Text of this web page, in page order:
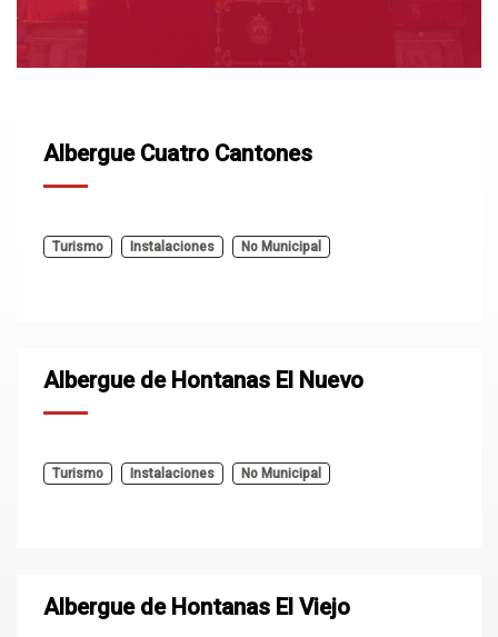
Albergue Cuatro Cantones
Turismo Instalaciones No Municipal
Albergue de Hontanas El Nuevo
Turismo Instalaciones No Municipal
Albergue de Hontanas El Viejo